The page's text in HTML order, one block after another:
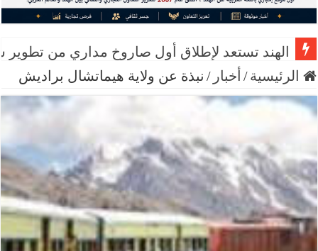
الهند تستعد لإطلاق أول صاروخ مداري من
الرئيسية/ أخبار / نبذة عن ولاية هيماتشال براديش